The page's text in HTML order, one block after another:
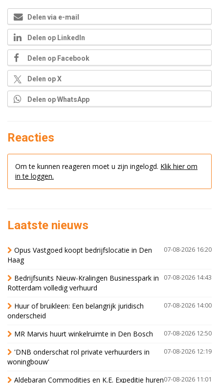
Delen via e-mail
Delen op LinkedIn
Delen op Facebook
Delen op X
Delen op WhatsApp
Reacties
Om te kunnen reageren moet u zijn ingelogd. Klik hier om
in te loggen.
Laatste nieuws
07-08-2026 16:20
Opus Vastgoed koopt bedrijfslocatie in Den
Haag
07-08-2026 14:43
Bedrijfsunits Nieuw-Kralingen Businesspark in
Rotterdam volledig verhuurd
07-08-2026 14:00
Huur of bruikleen: Een belangrijk juridisch
onderscheid
07-08-2026 12:50
MR Marvis huurt winkelruimte in Den Bosch
07-08-2026 12:19
'DNB onderschat rol private verhuurders in
woningbouw'
07-08-2026 11:01
Aldebaran Commodities en K.E. Expeditie huren